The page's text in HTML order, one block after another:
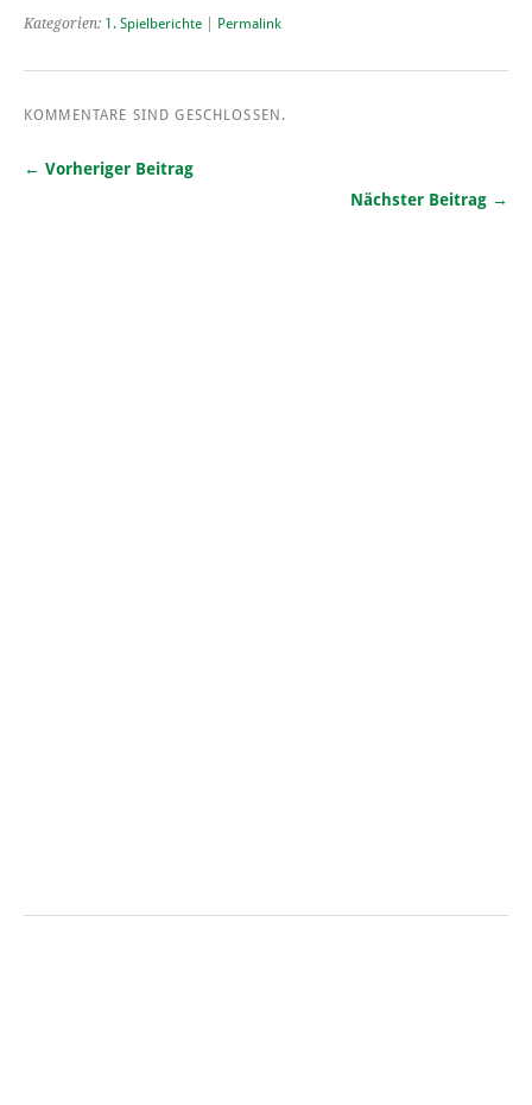
Kategorien: 1. Spielberichte Permalink
KOMMENTARE SIND GESCHLOSSEN.
← Vorheriger Beitrag
Nächster Beitrag →